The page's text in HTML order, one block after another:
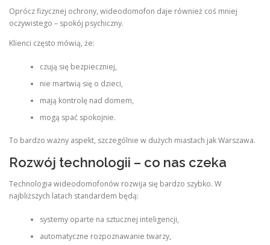
Oprócz fizycznej ochrony, wideodomofon daje również coś mniej
oczywistego – spokój psychiczny.
Klienci często mówią, że:
czują się bezpieczniej,
nie martwią się o dzieci,
mają kontrolę nad domem,
mogą spać spokojnie.
To bardzo ważny aspekt, szczególnie w dużych miastach jak Warszawa.
Rozwój technologii – co nas czeka
Technologia wideodomofonów rozwija się bardzo szybko. W
najbliższych latach standardem będą:
systemy oparte na sztucznej inteligencji,
automatyczne rozpoznawanie twarzy,